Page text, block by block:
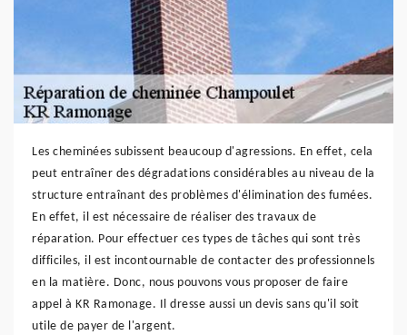
Les cheminées subissent beaucoup d'agressions. En effet, cela
peut entraîner des dégradations considérables au niveau de la
structure entraînant des problèmes d'élimination des fumées.
En effet, il est nécessaire de réaliser des travaux de
réparation. Pour effectuer ces types de tâches qui sont très
difficiles, il est incontournable de contacter des professionnels
en la matière. Donc, nous pouvons vous proposer de faire
appel à KR Ramonage. Il dresse aussi un devis sans qu'il soit
utile de payer de l'argent.